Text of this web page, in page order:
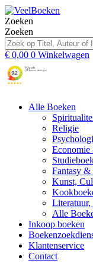
Zoeken
Zoeken
€ 0,00 0 Winkelwagen
Alle Boeken
Religie
Economie
Fantasy &
Kunst,
Alle
Inkoop boeken
Klantenservice
Contact